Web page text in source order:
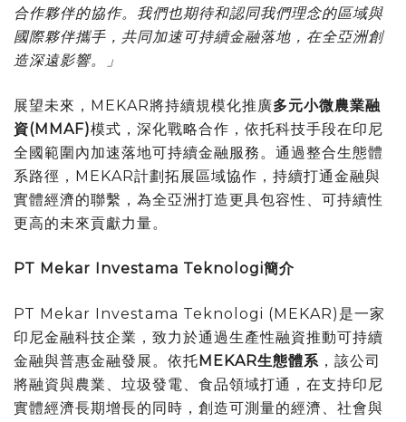
合作夥伴的協作。我們也期待和認同我們理念的區域與
國際夥伴攜手，共同加速可持續金融落地，在全亞洲創
造深遠影響。」
展望未來，MEKAR將持續規模化推廣多元小微農業融
資(MMAF)模式，深化戰略合作，依托科技手段在印尼
全國範圍內加速落地可持續金融服務。通過整合生態體
系路徑，MEKAR計劃拓展區域協作，持續打通金融與
實體經濟的聯繫，為全亞洲打造更具包容性、可持續性
更高的未來貢獻力量。
PT Mekar Investama Teknologi簡介
PT Mekar Investama Teknologi (MEKAR)是一家
印尼金融科技企業，致力於通過生產性融資推動可持續
金融與普惠金融發展。依托 MEKAR生態體系 ，該公司
將融資與農業、垃圾發電、食品領域打通，在支持印尼
實體經濟長期增長的同時，創造可測量的經濟、社會與